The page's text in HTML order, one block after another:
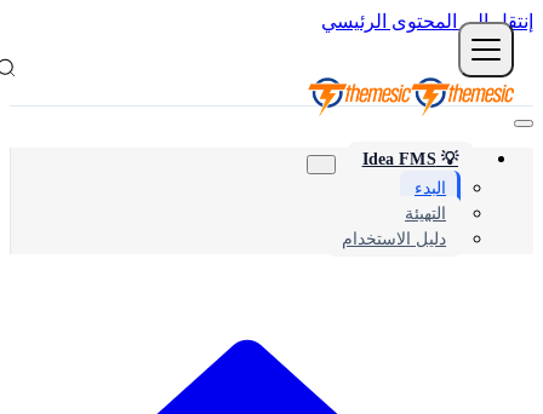
إلى المحتوى الرئيسي
💡 Idea FMS
البدء
التهيئة
دليل الاستخدام